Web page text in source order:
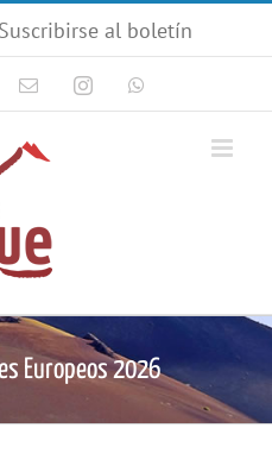
Suscribirse al boletín
CorreoInstagram
Europeos 2026